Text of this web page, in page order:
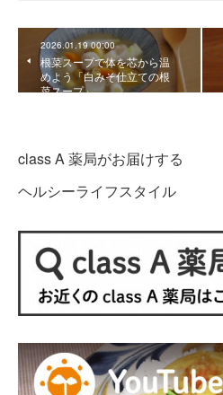
2026.01.19 00:00
根菜スープで体を芯から温
めよう「白みそ仕立ての根
菜スープ」
class A 薬局がお届けする
ヘルシーライフスタイル